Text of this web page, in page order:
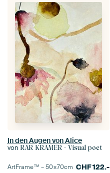
In den Augen von Alice
von RAR KRAMER - Visual poet
ArtFrame™ –50×70cm CHF122.-